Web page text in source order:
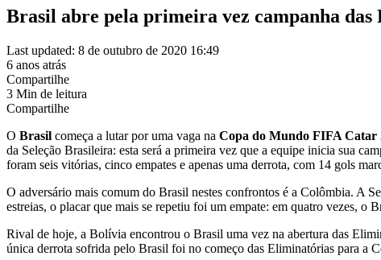
Brasil abre pela primeira vez campanha
Last updated: 8 de outubro de 2020 16:49
6 anos atrás
Compartilhe
3 Min de leitura
Compartilhe
O Brasil começa a lutar por uma vaga na Copa do Mundo FIFA Catar
da Seleção Brasileira: esta será a primeira vez que a equipe inicia sua
foram seis vitórias, cinco empates e apenas uma derrota, com 14 gols
O adversário mais comum do Brasil nestes confrontos é a Colômbia. A
estreias, o placar que mais se repetiu foi um empate: em quatro vezes, o
Rival de hoje, a Bolívia encontrou o Brasil uma vez na abertura das
única derrota sofrida pelo Brasil foi no começo das Eliminatórias para a